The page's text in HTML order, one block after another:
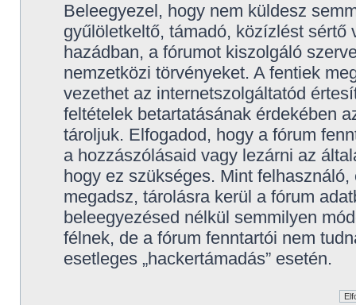
Beleegyezel, hogy nem küldesz
gyűlöletkeltő, támadó, közízlést
hazádban, a fórumot kiszolgáló
nemzetközi törvényeket. A fentiek
vezethet az internetszolgáltatód
feltételek betartatásának érdekében
tároljuk. Elfogadod, hogy a fórum
a hozzászólásaid vagy lezárni az
hogy ez szükséges. Mint
megadsz, tárolásra kerül a fórum
beleegyezésed nélkül semmilyen
félnek, de a fórum fenntartói nem
esetleges „hackertámadás” esetén.